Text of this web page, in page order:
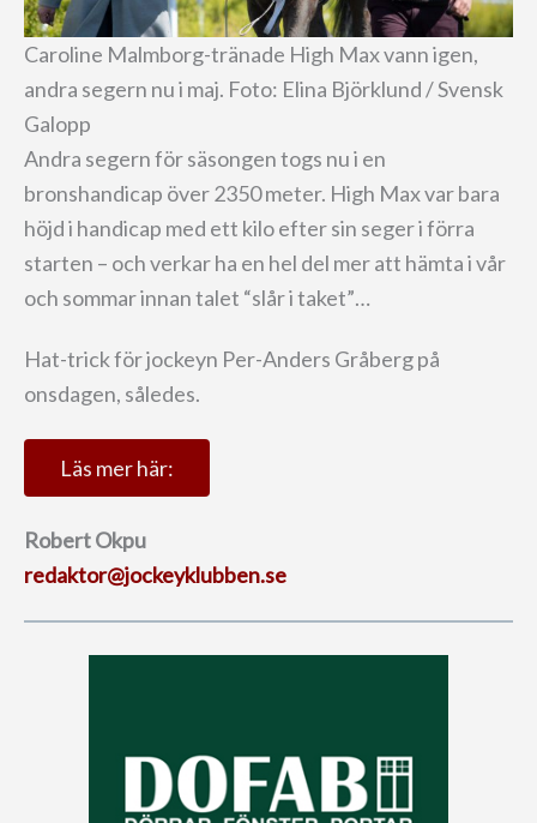
Caroline Malmborg-tränade High Max vann igen,
andra segern nu i maj. Foto: Elina Björklund / Svensk
Galopp
Andra segern för säsongen togs nu i en
bronshandicap över 2350 meter. High Max var bara
höjd i handicap med ett kilo efter sin seger i förra
starten – och verkar ha en hel del mer att hämta i vår
och sommar innan talet “slår i taket”…
Hat-trick för jockeyn Per-Anders Gråberg på
onsdagen, således.
Läs mer här:
Robert Okpu
redaktor@jockeyklubben.se